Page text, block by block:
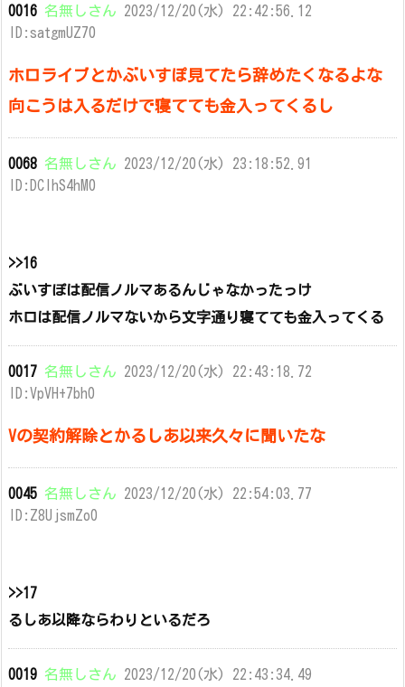
0016 名無しさん 2023/12/20(水) 22:42:56.12
ID:satgmUZ70
ホロライブとかぶいすぽ見てたら辞めたくなるよな
向こうは入るだけで寝てても金入ってくるし
0068 名無しさん 2023/12/20(水) 23:18:52.91
ID:DCIhS4hM0
>>16
ぶいすぽは配信ノルマあるんじゃなかったっけ
ホロは配信ノルマないから文字通り寝てても金入ってくる
0017 名無しさん 2023/12/20(水) 22:43:18.72
ID:VpVH+7bh0
Vの契約解除とかるしあ以来久々に聞いたな
0045 名無しさん 2023/12/20(水) 22:54:03.77
ID:Z8UjsmZo0
>>17
るしあ以降ならわりといるだろ
0019 名無しさん 2023/12/20(水) 22:43:34.49